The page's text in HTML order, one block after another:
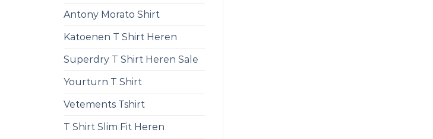
Antony Morato Shirt
Katoenen T Shirt Heren
Superdry T Shirt Heren Sale
Yourturn T Shirt
Vetements Tshirt
T Shirt Slim Fit Heren